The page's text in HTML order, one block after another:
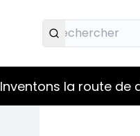
Inventons la route de